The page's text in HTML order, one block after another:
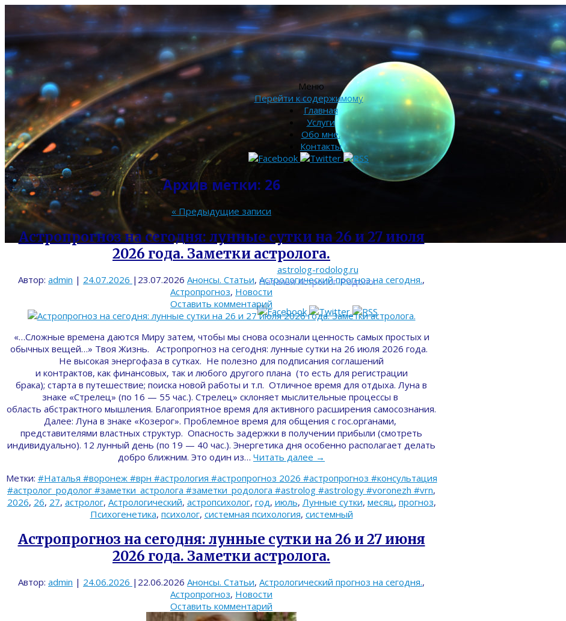
astrolog-rodolog.ru
Наталья Астролог-Родолог
Меню
Перейти к содержимому
Главная
Услуги
Обо мне.
Контакты
Архив метки: 26
« Предыдущие записи
Астропрогноз на сегодня: лунные сутки на 26 и 27 июля
2026 года. Заметки астролога.
Автор: admin | 24.07.2026 | 23.07.2026 Анонсы. Статьи, Астрологический прогноз на сегодня.,
Астропрогноз, Новости
Оставить комментарий
«…Сложные времена даются Миру затем, чтобы мы снова осознали ценность самых простых и
обычных вещей…» Твоя Жизнь. Астропрогноз на сегодня: лунные сутки на 26 июля 2026 года.
Не высокая энергофаза в сутках. Не полезно для подписания соглашений
и контрактов, как финансовых, так и любого другого плана (то есть для регистрации
брака); старта в путешествие; поиска новой работы и т.п. Отличное время для отдыха. Луна в
знаке «Стрелец» (по 16 — 55 час.). Стрелец» склоняет мыслительные процессы в
область абстрактного мышления. Благоприятное время для активного расширения самосознания.
Далее: Луна в знаке «Козерог». Проблемное время для общения с гос.органами,
представителями властных структур. Опасность задержки в получении прибыли (смотреть
индивидуально). 12 лунный день (по 19 — 40 час.). Энергетика дня особенно располагает делать
добро ближним. Это один из… Читать далее →
Метки: #Наталья #воронеж #врн #астрология #астропрогноз 2026 #астропрогноз #консультация
#астролог_родолог #заметки_астролога #заметки_родолога #astrolog #astrology #voronezh #vrn,
2026, 26, 27, астролог, Астрологический, астропсихолог, год, июль, Лунные сутки, месяц , прогноз,
Психогенетика, психолог, системная психология, системный
Астропрогноз на сегодня: лунные сутки на 26 и 27 июня
2026 года. Заметки астролога.
Автор: admin | 24.06.2026 | 22.06.2026 Анонсы. Статьи, Астрологический прогноз на сегодня.,
Астропрогноз, Новости
Оставить комментарий